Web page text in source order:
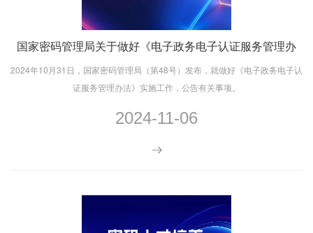
国家密码管理局关于做好《电子政务电子认证服务管理办
法》实施工作的公告
2024年10月31日，国家密码管理局（第48号）发布，就做好《电子政务电子认
证服务管理办法》实施工作，公告有关事项。
2024-11-06